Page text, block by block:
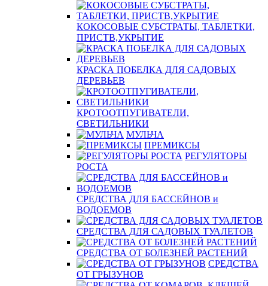
КОКОСОВЫЕ СУБСТРАТЫ, ТАБЛЕТКИ,
ПРИСТВ,УКРЫТИЕ
КРАСКА ПОБЕЛКА ДЛЯ САДОВЫХ
ДЕРЕВЬЕВ
КРОТООТПУГИВАТЕЛИ,
СВЕТИЛЬНИКИ
МУЛЬЧА
ПРЕМИКСЫ
РЕГУЛЯТОРЫ
РОСТА
СРЕДСТВА ДЛЯ БАССЕЙНОВ и
ВОДОЕМОВ
СРЕДСТВА ДЛЯ САДОВЫХ ТУАЛЕТОВ
СРЕДСТВА ОТ БОЛЕЗНЕЙ РАСТЕНИЙ
СРЕДСТВА
ОТ ГРЫЗУНОВ